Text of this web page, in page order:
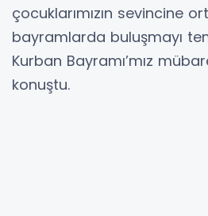
çocuklarımızın sevincine
bayramlarda buluşmayı
Kurban Bayramı’mız
konuştu.